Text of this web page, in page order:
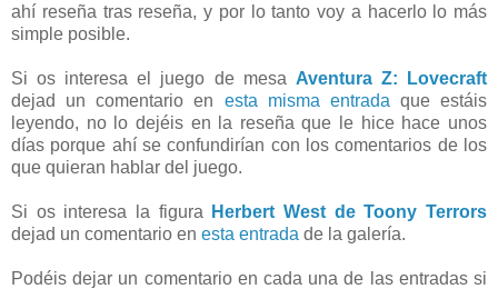
ahí reseña tras reseña, y por lo tanto voy a hacerlo lo más
simple posible.
Si os interesa el juego de mesa Aventura Z: Lovecraft
dejad un comentario en esta misma entrada que estáis
leyendo, no lo dejéis en la reseña que le hice hace unos
días porque ahí se confundirían con los comentarios de los
que quieran hablar del juego.
Si os interesa la figura
Herbert West de Toony Terrors
dejad un comentario en esta entrada de la galería.
Podéis dejar un comentario en cada una de las entradas si